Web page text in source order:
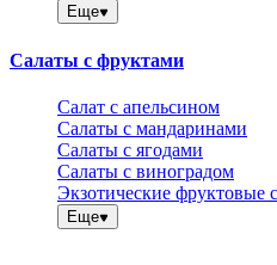
Еще
Салаты с фруктами
Салат с апельсином
Салаты с мандаринами
Салаты с ягодами
Салаты с виноградом
Экзотические фруктовые
Еще